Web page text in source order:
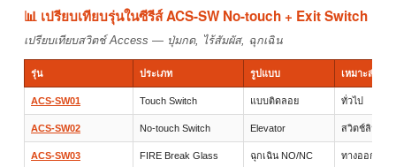
📊 เปรียบเทียบรุ่นในซีรีส์ ACS-SW No-touch + Exit Switch
เปรียบเทียบสวิตช์ Access — ปุ่มกด, ไร้สัมผัส, ฉุกเฉิน
รุ่น ประเภท รูปแบบ เหมาะสำหรับ
ACS-SW01 Touch Switch แบบติดลอย ทั่วไป
ACS-SW02 No-touch Switch Elevator สวิตช์ลิฟต์ไ
ACS-SW03 FIRE Break Glass ฉุกเฉิน NO/NC ทางออกฉุกเ